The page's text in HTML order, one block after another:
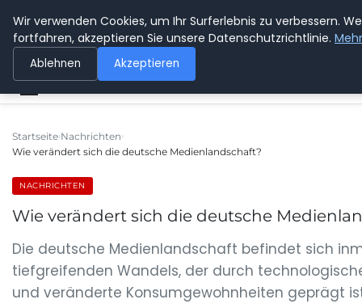
SPEDITION KUSS
Startseite Nachrichten
Wie verändert sich die deutsche Medienlandschaft?
NACHRICHTEN
Wie verändert sich die deutsche
Die deutsche Medienlandschaft befindet sich
tiefgreifenden Wandels, der durch
und veränderte Konsumgewohnheiten geprägt
Wir verwenden Cookies, um Ihr Surferlebnis zu verbessern.
fortfahren, akzeptieren Sie unsere Datenschutzrichtlinie.
Ablehnen Akzeptieren